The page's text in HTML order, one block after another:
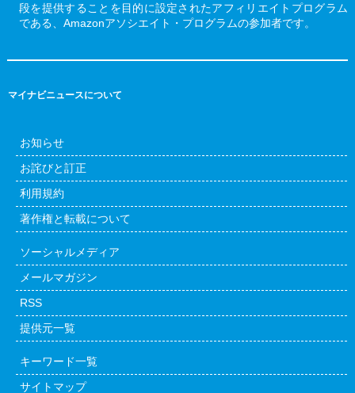
段を提供することを目的に設定されたアフィリエイトプログラム
である、Amazonアソシエイト・プログラムの参加者です。
マイナビニュースについて
お知らせ
お詫びと訂正
利用規約
著作権と転載について
ソーシャルメディア
メールマガジン
RSS
提供元一覧
キーワード一覧
サイトマップ